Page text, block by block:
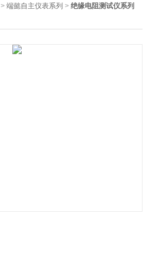
>端懿自主仪表系列 >绝缘电阻测试仪系列